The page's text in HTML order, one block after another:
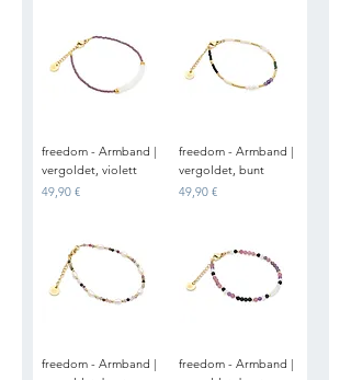
freedom - Armband |
vergoldet, violett
Preis
49,90 €
freedom - Armband |
vergoldet, bunt
Preis
49,90 €
freedom - Armband |
freedom - Armband |